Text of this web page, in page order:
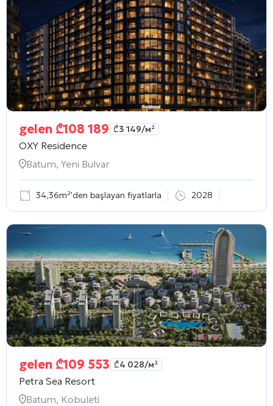
gelen ₾108 189 ₾3 149/м²
OXY Residence
Batum, Yeni Bulvar
34,36m²'den başlayan fiyatlarla 2028
gelen ₾109 553 ₾4 028/м²
Petra Sea Resort
Batum, Kobuleti